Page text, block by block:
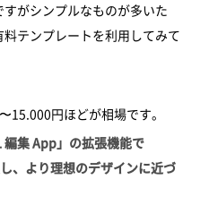
がシンプルなものが多いた
テンプレートを利用してみて
15.000円ほどが相場です。
編集 App」の拡張機能で
、より理想のデザインに近づ